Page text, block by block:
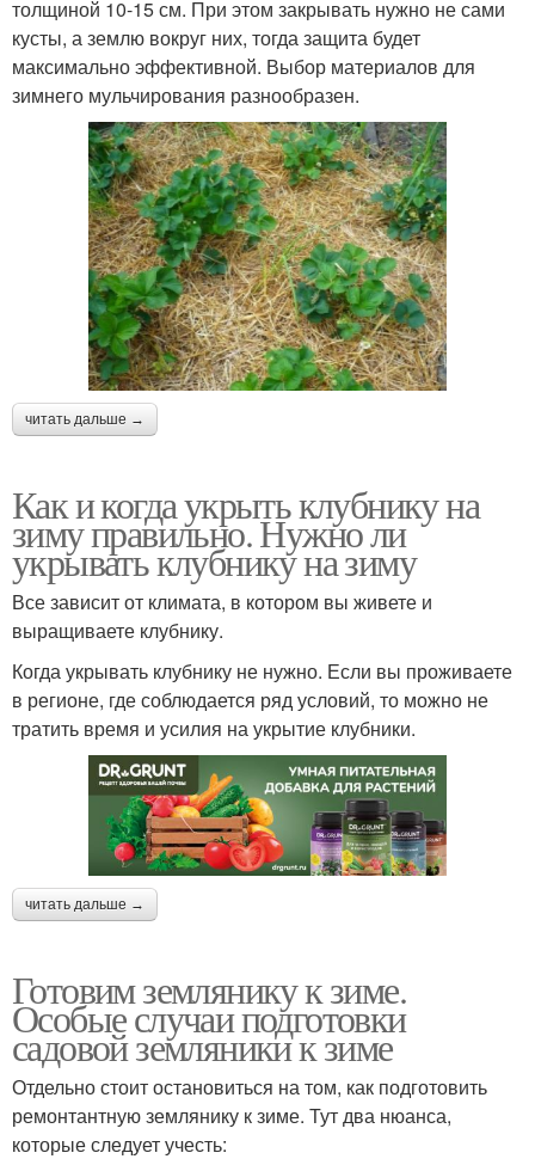
толщиной 10-15 см. При этом закрывать нужно не сами
кусты, а землю вокруг них, тогда защита будет
максимально эффективной. Выбор материалов для
зимнего мульчирования разнообразен.
читать дальше →
Как и когда укрыть клубнику на
зиму правильно. Нужно ли
укрывать клубнику на зиму
Все зависит от климата, в котором вы живете и
выращиваете клубнику.
Когда укрывать клубнику не нужно. Если вы проживаете
в регионе, где соблюдается ряд условий, то можно не
тратить время и усилия на укрытие клубники.
читать дальше →
Готовим землянику к зиме.
Особые случаи подготовки
садовой земляники к зиме
Отдельно стоит остановиться на том, как подготовить
ремонтантную землянику к зиме. Тут два нюанса,
которые следует учесть: